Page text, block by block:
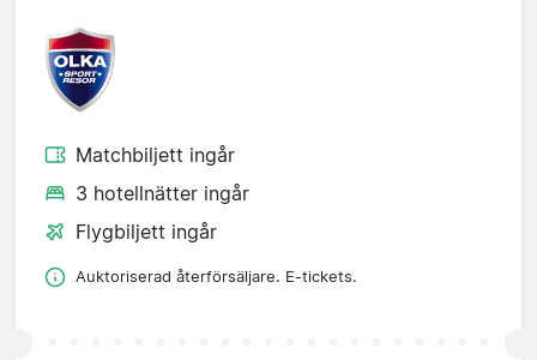
Matchbiljett ingår
3 hotellnätter ingår
Flygbiljett ingår
Auktoriserad återförsäljare. E-tickets.